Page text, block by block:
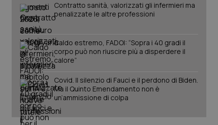
Contratto sanità, valorizzati gli infermieri ma
penalizzate le altre professioni
Caldo estremo, FADOI: “Sopra i 40 gradi il
corpo può non riuscire più a disperdere il
calore”
Covid. Il silenzio di Fauci e il perdono di Biden.
Ma il Quinto Emendamento non è
un’ammissione di colpa